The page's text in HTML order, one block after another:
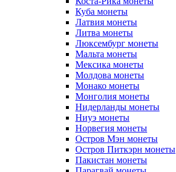
Куба монеты
Латвия монеты
Литва монеты
Люксембург монеты
Мальта монеты
Мексика монеты
Молдова монеты
Монако монеты
Монголия монеты
Нидерланды монеты
Ниуэ монеты
Норвегия монеты
Остров Мэн монеты
Остров Питкэрн монеты
Пакистан монеты